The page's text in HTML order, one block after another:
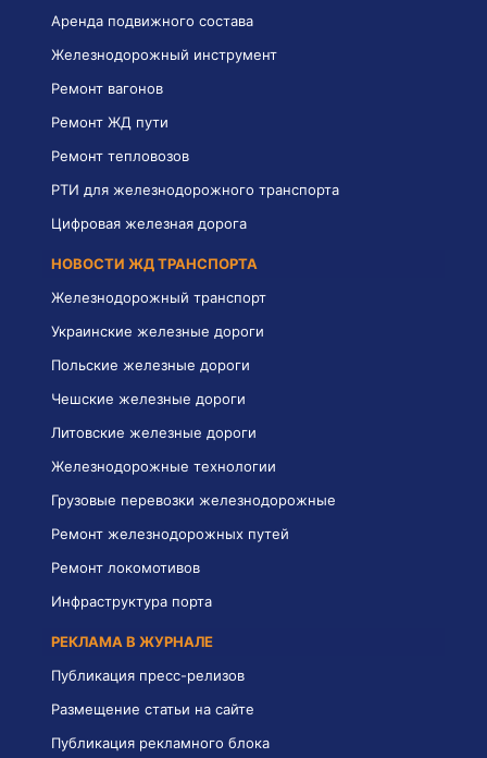
Аренда подвижного состава
Железнодорожный инструмент
Ремонт вагонов
Ремонт ЖД пути
Ремонт тепловозов
РТИ для железнодорожного транспорта
Цифровая железная дорога
НОВОСТИ ЖД ТРАНСПОРТА
Железнодорожный транспорт
Украинские железные дороги
Польские железные дороги
Чешские железные дороги
Литовские железные дороги
Железнодорожные технологии
Грузовые перевозки железнодорожные
Ремонт железнодорожных путей
Ремонт локомотивов
Инфраструктура порта
РЕКЛАМА В ЖУРНАЛЕ
Публикация пресс-релизов
Размещение статьи на сайте
Публикация рекламного блока